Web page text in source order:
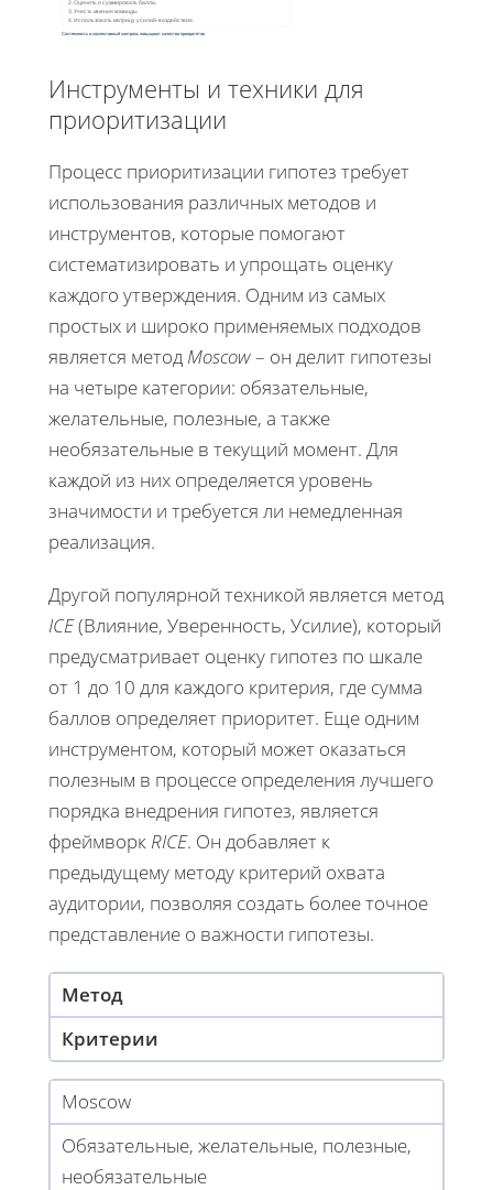
2. Оценить и суммировать баллы
3. Учесть мнения команды
4. Использовать матрицу усилий‑воздействия
Системность и коллективный контроль повышают качество приоритетов
Инструменты и техники для
приоритизации
Процесс приоритизации гипотез требует
использования различных методов и
инструментов, которые помогают
систематизировать и упрощать оценку
каждого утверждения. Одним из самых
простых и широко применяемых подходов
является метод Moscow– он делит гипотезы
на четыре категории: обязательные,
желательные, полезные, а также
необязательные в текущий момент. Для
каждой из них определяется уровень
значимости и требуется ли немедленная
реализация.
Другой популярной техникой является метод
ICE(Влияние, Уверенность, Усилие), который
предусматривает оценку гипотез по шкале
от 1 до 10 для каждого критерия, где сумма
баллов определяет приоритет. Еще одним
инструментом, который может оказаться
полезным в процессе определения лучшего
порядка внедрения гипотез, является
фреймворк RICE. Он добавляет к
предыдущему методу критерий охвата
аудитории, позволяя создать более точное
представление о важности гипотезы.
Метод
Критерии
Moscow
Обязательные, желательные, полезные,
необязательные